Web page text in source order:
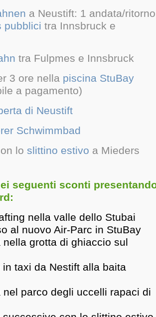
a Neustift: 1 andata/ritorno
pubblici tra Innsbruck e
tra Fulpmes e Innsbruck
3 ore nella piscina StuBay
a pagamento)
di Neustift
Schwimmbad
lo slittino estivo a Mieders
seguenti sconti
nella valle dello Stubai
al nuovo Air-Parc in StuBay
nella grotta di ghiaccio sul
taxi da Nestift alla baita
nel parco degli uccelli rapaci di